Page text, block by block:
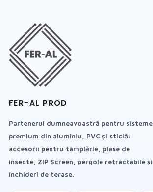
FER-AL PROD
Partenerul dumneavoastră pentru sisteme
premium din aluminiu, PVC și sticlă:
accesorii pentru tâmplărie, plase de
insecte, ZIP Screen, pergole retractabile și
închideri de terase.